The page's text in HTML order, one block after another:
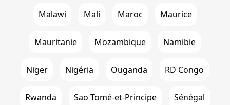
Malawi Mali Maroc Maurice
Mauritanie Mozambique Namibie
Niger Nigéria Ouganda RD Congo
Rwanda Sao Tomé-et-Principe Sénégal